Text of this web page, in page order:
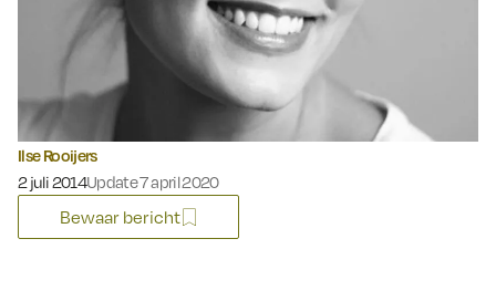
Ilse Rooijers
Gepubliceerd op:
2 juli 2014Update 7 april 2020
Bewaar bericht